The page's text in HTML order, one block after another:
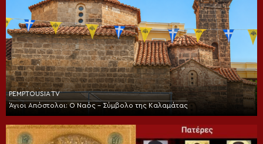
PEMPTOUSIA TV
Άγιοι Απόστολοι: Ο Ναός – Σύμβολο της Καλαμάτας